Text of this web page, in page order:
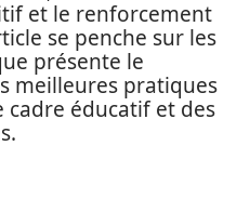
et le renforcement
se penche sur les
présente le
meilleures pratiques
cadre éducatif et des